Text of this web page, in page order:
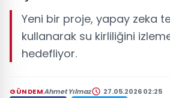
Yeni bir proje, yapay zeka
kullanarak su kirliliğini
hedefliyor.
GÜNDEMAhmet Yılmaz 27.05.2026 02:25